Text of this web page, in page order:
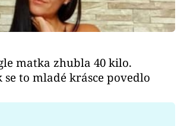
matka zhubla 40 kilo.
to mladé krásce povedlo